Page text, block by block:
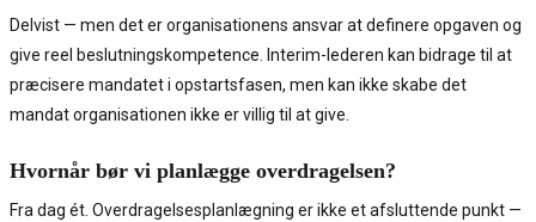
Delvist — men det er organisationens ansvar at definere opgaven og
give reel beslutningskompetence. Interim-lederen kan bidrage til at
præcisere mandatet i opstartsfasen, men kan ikke skabe det
mandat organisationen ikke er villig til at give.
Hvornår bør vi planlægge overdragelsen?
Fra dag ét. Overdragelsesplanlægning er ikke et afsluttende punkt —